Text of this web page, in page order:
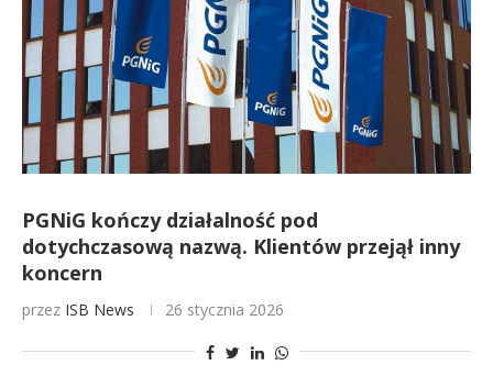
PGNiG kończy działalność pod
dotychczasową nazwą. Klientów przejął inny
koncern
przez ISB News 26 stycznia 2026